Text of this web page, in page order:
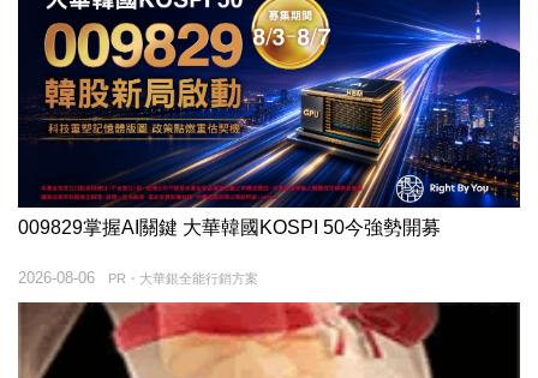
009829掌握AI關鍵 大華韓國KOSPI 50今強勢開募
PR・大華銀全能行銷方案
2026-08-06